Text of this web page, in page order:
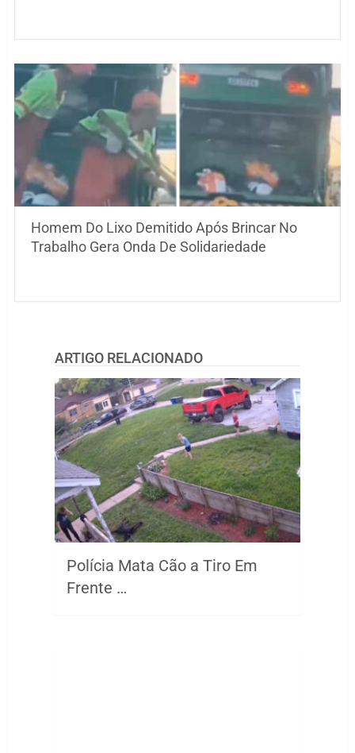
Homem Do Lixo Demitido Após Brincar No
Trabalho Gera Onda De Solidariedade
ARTIGO RELACIONADO
Polícia Mata Cão a Tiro Em
Frente …